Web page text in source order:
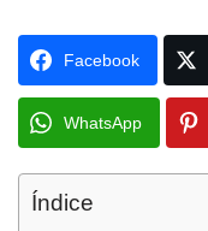
Facebook
WhatsApp
Índice